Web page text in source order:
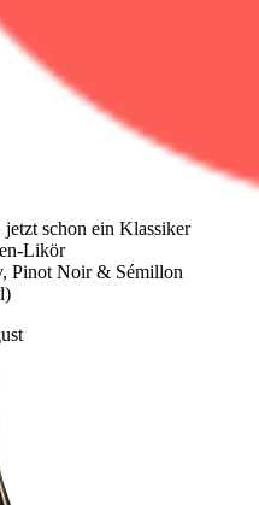
schon ein Klassiker
Likör
Pinot Noir & Sémillon